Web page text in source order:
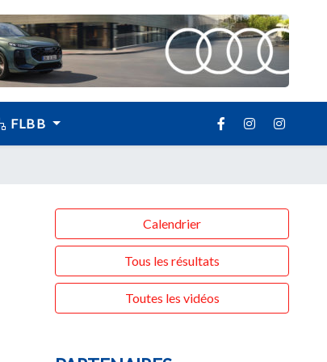
FLBB
Calendrier
Tous les résultats
Toutes les vidéos